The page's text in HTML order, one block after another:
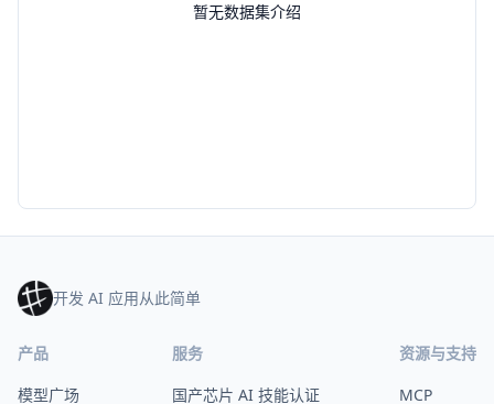
暂无数据集介绍
开发 AI 应用从此简单
产品
模型广场
服务
国产芯片 AI 技能认证
资源与支持
MCP